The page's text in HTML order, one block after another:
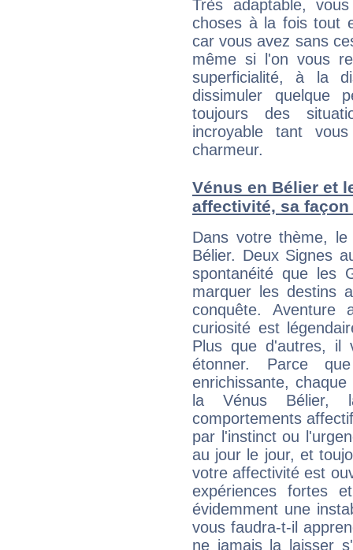
Très adaptable,
choses à la fois tout
car vous avez sans
même si l'on vous
superficialité, à la
dissimuler quelque
toujours des
incroyable tant
charmeur.
Vénus en Bélier et
affectivité, sa
Dans votre thème,
Bélier. Deux Signes
spontanéité que les
marquer les destins
conquête.
curiosité est
Plus que d'autres, il
étonner. Parce
enrichissante,
la Vénus Bélier,
comportements
par l'instinct ou
au jour le jour, et
votre affectivité est
expériences fortes
évidemment une
vous faudra-t-il
ne jamais la laisser